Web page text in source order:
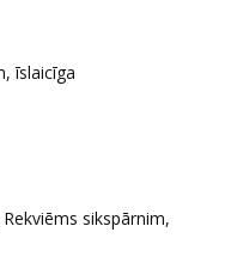
īslaicīga
sikspārnim,